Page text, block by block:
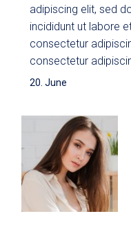
20. June
adipiscing elit, sed
incididunt ut labore
consectetur
consectetur